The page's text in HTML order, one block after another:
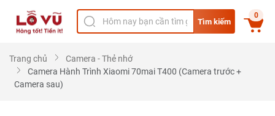
Tìm kiếm
0
Trang chủ
Camera - Thẻ nhớ
Camera Hành Trình Xiaomi 70mai T400 (Camera trước +
Camera sau)